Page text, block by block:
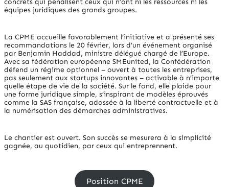
concrets qui pénalisent ceux qui n’ont ni les ressources ni les
équipes juridiques des grands groupes.
La CPME accueille favorablement l’initiative et a présenté ses
recommandations le 20 février, lors d’un événement organisé
par Benjamin Haddad, ministre délégué chargé de l’Europe.
Avec sa fédération européenne SMEunited, la Confédération
défend un régime optionnel – ouvert à toutes les entreprises,
pas seulement aux startups innovantes – activable à n’importe
quelle étape de vie de la société. Sur le fond, elle plaide pour
une forme juridique simple, s’inspirant de modèles éprouvés
comme la SAS française, adossée à la liberté contractuelle et à
la numérisation des démarches administratives.
Le chantier est ouvert. Son succès se mesurera à la simplicité
gagnée, au quotidien, par ceux qui entreprennent.
Position CPME